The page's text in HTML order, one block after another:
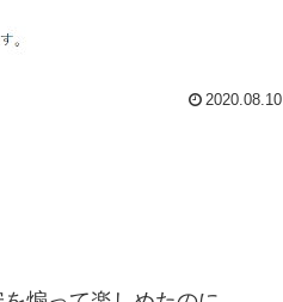
2020.08.10